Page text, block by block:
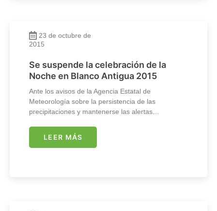
23 de octubre de
2015
Se suspende la celebración de la
Noche en Blanco Antigua 2015
Ante los avisos de la Agencia Estatal de
Meteorología sobre la persistencia de las
precipitaciones y mantenerse las alertas…
LEER MÁS